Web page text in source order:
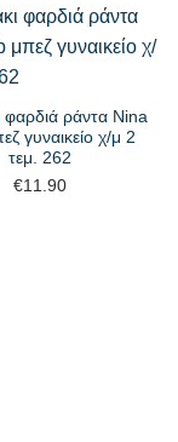
φαρδιά ράντα Nina
γυναικείο χ/μ 2
τεμ. 262
€11.90